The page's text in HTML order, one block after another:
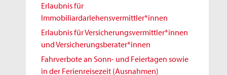
Erlaubnis für
Immobiliardarlehensvermittler*innen
Erlaubnis für Versicherungsvermittler*innen
und Versicherungsberater*innen
Fahrverbote an Sonn- und Feiertagen sowie
in der Ferienreisezeit (Ausnahmen)